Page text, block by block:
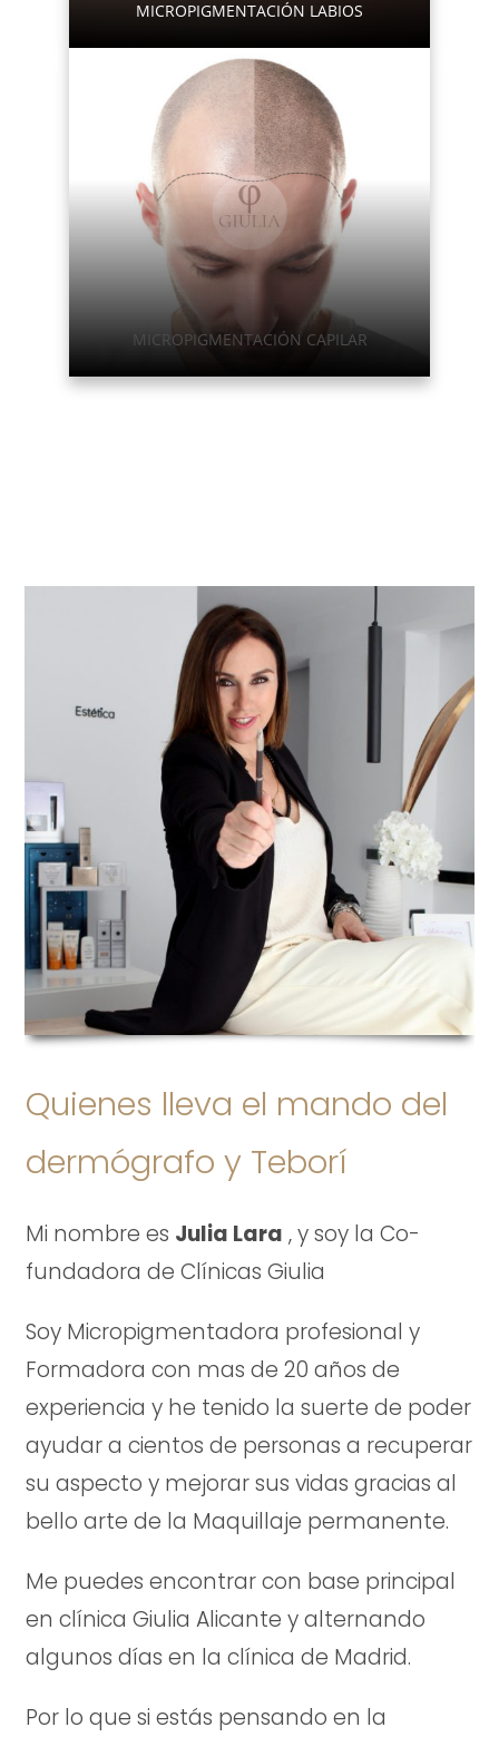
MICROPIGMENTACIÓN LABIOS
MICROPIGMENTACIÓN CAPILAR
Quienes lleva el mando del
dermógrafo y Teborí
Mi nombre es Julia Lara , y soy la Co-
fundadora de Clínicas Giulia
Soy Micropigmentadora profesional y
Formadora con mas de 20 años de
experiencia y he tenido la suerte de poder
ayudar a cientos de personas a recuperar
su aspecto y mejorar sus vidas gracias al
bello arte de la Maquillaje permanente.
Me puedes encontrar con base principal
en clínica Giulia Alicante y alternando
algunos días en la clínica de Madrid.
Por lo que si estás pensando en la